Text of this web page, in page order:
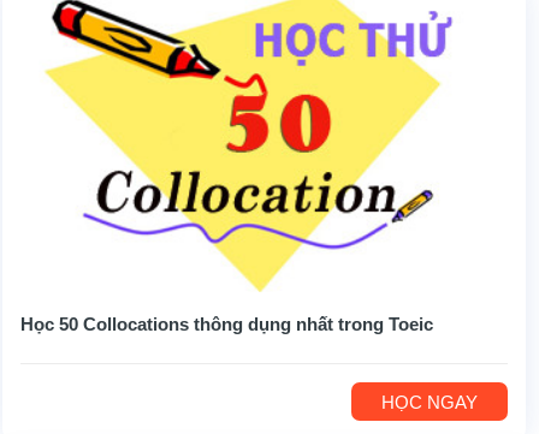
Học 50 Collocations thông dụng nhất trong Toeic
HỌC NGAY